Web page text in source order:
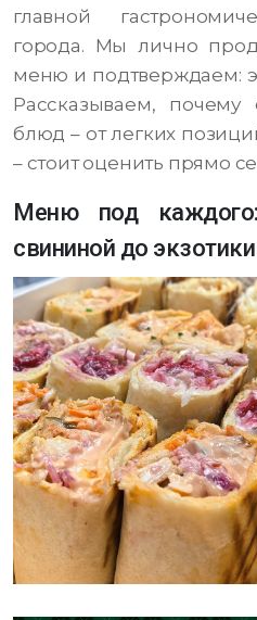
главной
города. Мы лично
меню и подтверждаем:
Рассказываем,
блюд – от легких
– стоит оценить прямо
Меню под
свининой до экзотики